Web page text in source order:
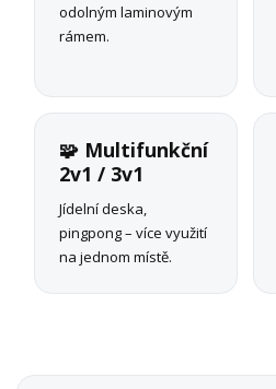
odolným laminovým
rámem.
🧩 Multifunkční
2v1 / 3v1
Jídelní deska,
pingpong – více využití
na jednom místě.